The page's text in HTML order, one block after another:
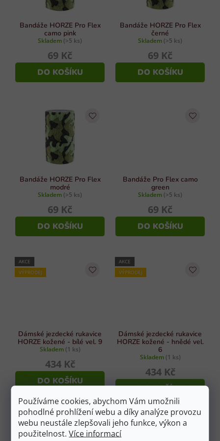
Používáme cookies, abychom Vám umožnili
pohodlné prohlížení webu a díky analýze provozu
webu neustále zlepšovali jeho funkce, výkon a
použitelnost.Více informací
ů
Bandáže HORZE Pro Flex
camo pink
Skladem (>5 ks)
69 Kč
DO KOŠÍKU
Bandáže HORZE Pro Flex
černé
Skladem (>5 ks)
69 Kč
DO KOŠÍKU
Bandáže HORZE Pro Flex
modré
Skladem (>5 ks)
69 Kč
DO KOŠÍKU
Bandáže Pro Flex camo
green
Skladem (>5 ks)
69 Kč
DO KOŠÍKU
AKCE
VÝPRODEJ
Dámské jezdecké rukavice
HORZE kožené - bílé vel. 9
Skladem (1 ks)
434 Kč
DO KOŠÍKU
AKCE
VÝPRODEJ
Dámské jezdecké rukavice
HORZE kožené - hnědé vel.
6
Skladem (1 ks)
434 Kč
DO KOŠÍKU
AKCE
VÝPRODEJ
AKCE
VÝPRODEJ